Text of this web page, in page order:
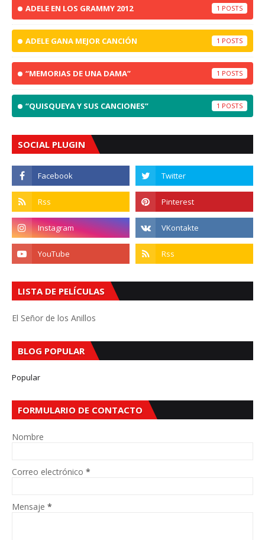
ADELE EN LOS GRAMMY 2012 1
ADELE GANA MEJOR CANCIÓN 1
“MEMORIAS DE UNA DAMA” 1
“QUISQUEYA Y SUS CANCIONES” 1
SOCIAL PLUGIN
LISTA DE PELÍCULAS
El Señor de los Anillos
BLOG POPULAR
Popular
FORMULARIO DE CONTACTO
Nombre
Correo electrónico *
Mensaje *